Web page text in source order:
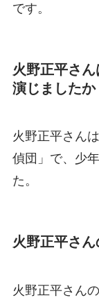
です。
火野正平さ
演じましたか
火野正平さん
偵団」で、少
た。
火野正平さ
火野正平さん